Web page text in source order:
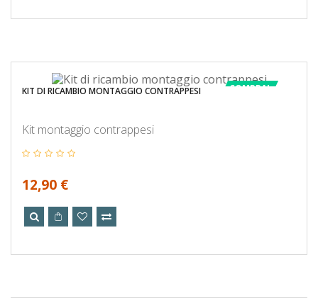
COMPRA!
KIT DI RICAMBIO MONTAGGIO CONTRAPPESI
Kit montaggio contrappesi
12,90 €